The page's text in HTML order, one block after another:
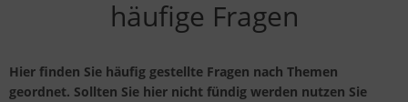
häufige Fragen
Hier finden Sie häufig gestellte Fragen nach Themen
geordnet. Sollten Sie hier nicht fündig werden nutzen Sie